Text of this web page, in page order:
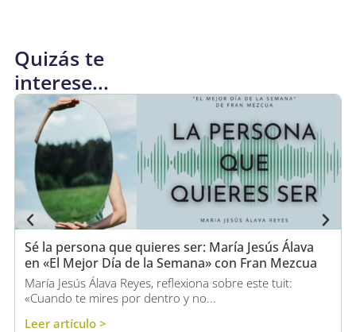
Quizás te
interese...
Sé la persona que quieres ser: María Jesús Álava
en «El Mejor Día de la Semana» con Fran Mezcua
María Jesús Álava Reyes, reflexiona sobre este tuit:
«Cuando te mires por dentro y no...
Leer artículo >